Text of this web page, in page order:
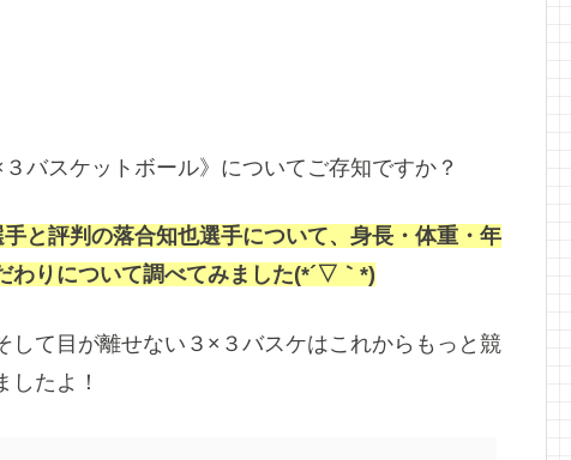
バスケットボール》についてご存知ですか？
と評判の落合知也選手について、身長・体重・年
わりについて調べてみました(*´▽｀*)
て目が離せない３×３バスケはこれからもっと競
たよ！